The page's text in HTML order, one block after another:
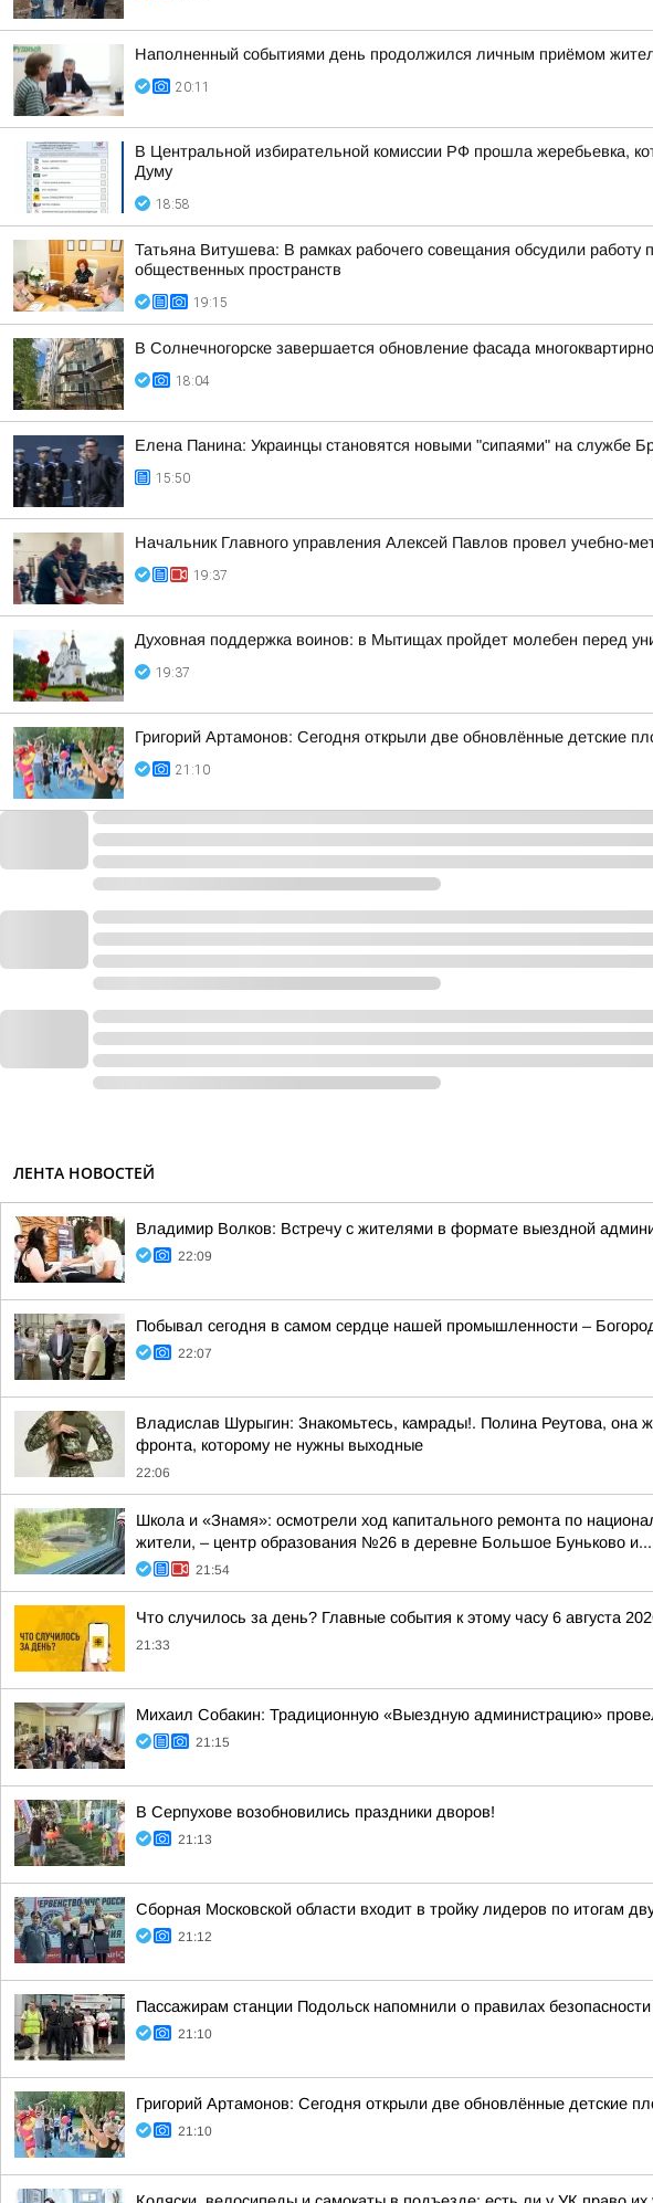
Наполненный событиями день продолжился личным приёмом
20:11
В Центральной избирательной комиссии РФ прошла жеребьевка,
Думу
18:58
Татьяна Витушева: В рамках рабочего совещания обсудили работу
общественных пространств
19:15
В Солнечногорске завершается обновление фасада
18:04
Елена Панина: Украинцы становятся новыми "сипаями" на службе
15:50
Начальник Главного управления Алексей Павлов провел учебно-
19:37
Духовная поддержка воинов: в Мытищах пройдет молебен перед
19:37
Григорий Артамонов: Сегодня открыли две обновлённые детские
21:10
ЛЕНТА НОВОСТЕЙ
Владимир Волков: Встречу с жителями в формате выездной
22:09
Побывал сегодня в самом сердце нашей промышленности –
22:07
Владислав Шурыгин: Знакомьтесь, камрады!. Полина Реутова,
фронта, которому не нужны выходные
22:06
Школа и «Знамя»: осмотрели ход капитального ремонта по
жители, – центр образования №26 в деревне Большое Буньково и...
21:54
Что случилось за день? Главные события к этому часу 6 августа
21:33
Михаил Собакин: Традиционную «Выездную администрацию»
21:15
В Серпухове возобновились праздники дворов!
21:13
Сборная Московской области входит в тройку лидеров по итогам
21:12
Пассажирам станции Подольск напомнили о правилах
21:10
Григорий Артамонов: Сегодня открыли две обновлённые детские
21:10